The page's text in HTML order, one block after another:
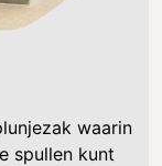
waarin
spullen kunt